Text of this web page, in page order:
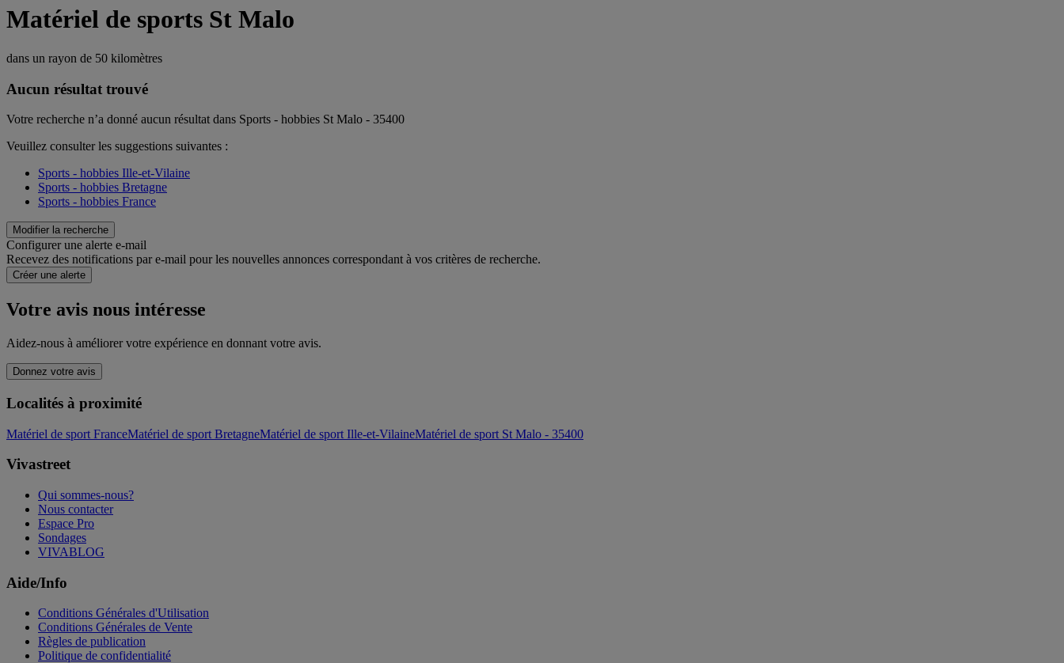
Matériel de sports St Malo
dans un rayon de 50 kilomètres
Aucun résultat trouvé
Votre recherche n’a donné aucun résultat dans Sports - hobbies St Malo - 35400
Veuillez consulter les suggestions suivantes :
Sports - hobbies Ille-et-Vilaine
Sports - hobbies Bretagne
Sports - hobbies France
Modifier la recherche
Configurer une alerte e-mail
Recevez des notifications par e-mail pour les nouvelles annonces correspondant à vos critères de recherche.
Créer une alerte
Votre avis nous intéresse
Aidez-nous à améliorer votre expérience en donnant votre avis.
Donnez votre avis
Localités à proximité
Matériel de sport FranceMatériel de sport BretagneMatériel de sport Ille-et-VilaineMatériel de sport St Malo - 35400
Vivastreet
Qui sommes-nous?
Nous contacter
Espace Pro
Sondages
VIVABLOG
Aide/Info
Conditions Générales d'Utilisation
Conditions Générales de Vente
Règles de publication
Politique de confidentialité